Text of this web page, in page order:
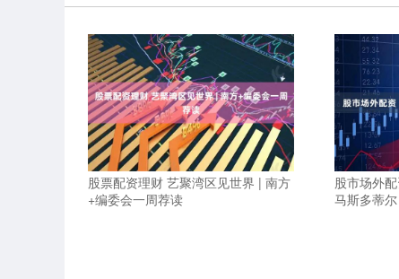
股票配资理财 艺聚湾区见世界 | 南方
+编委会一周荐读
股市场外
马斯多蒂尔